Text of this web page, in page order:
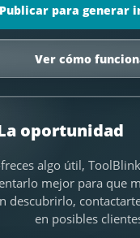
Publicar para generar
Ver cómo
oportunidad
algo útil,
mejor para que
descubrirlo,
en posibles